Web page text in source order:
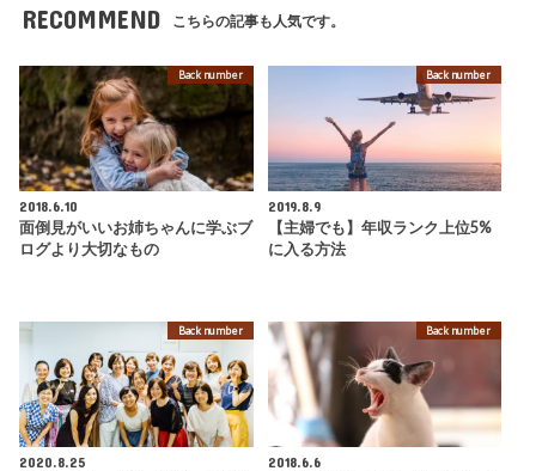
RECOMMEND こちらの記事も人気です。
Back number
2018.6.10
面倒見がいいお姉ちゃんに学ぶブ
ログより大切なもの
Back number
2019.8.9
【主婦でも】年収ランク上位5%
に入る方法
Back number
2020.8.25
Back number
2018.6.6